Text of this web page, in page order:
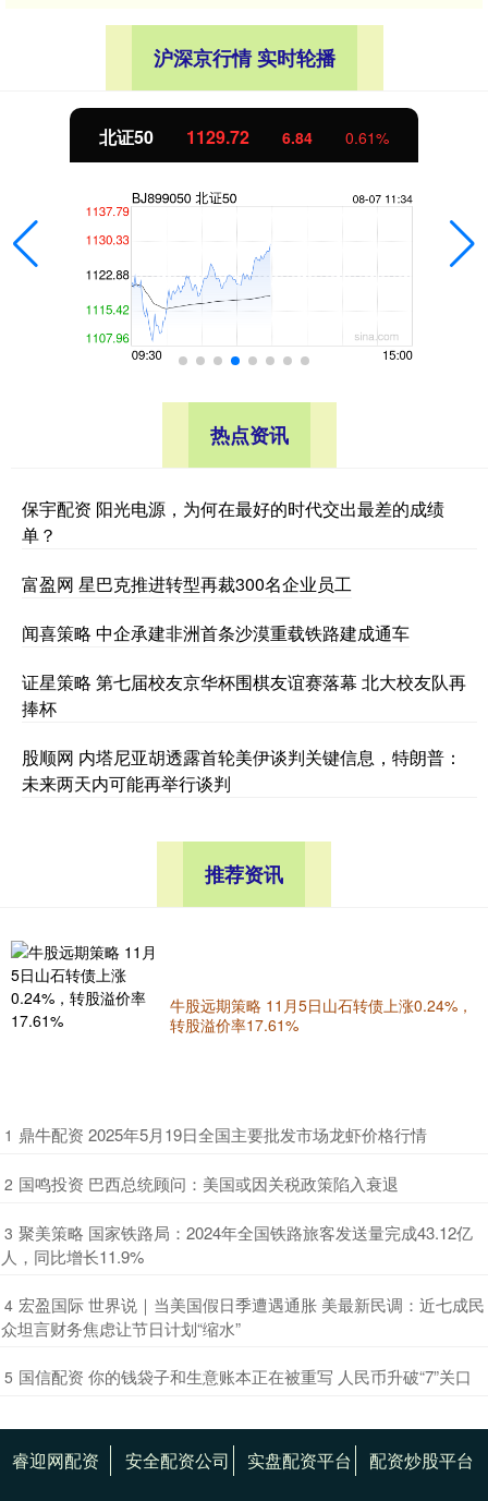
沪深京行情 实时轮播
北证50 1129.72 6.84 0.61%
热点资讯
保宇配资 阳光电源，为何在最好的时代交出最差的成绩
单？
富盈网 星巴克推进转型再裁300名企业员工
闻喜策略 中企承建非洲首条沙漠重载铁路建成通车
证星策略 第七届校友京华杯围棋友谊赛落幕 北大校友队再
捧杯
股顺网 内塔尼亚胡透露首轮美伊谈判关键信息，特朗普：
未来两天内可能再举行谈判
推荐资讯
牛股远期策略 11月5日山石转债上涨0.24%，
转股溢价率17.61%
1 ​鼎牛配资 2025年5月19日全国主要批发市场龙虾价格行情
2 ​国鸣投资 巴西总统顾问：美国或因关税政策陷入衰退
3 ​聚美策略 国家铁路局：2024年全国铁路旅客发送量完成43.12亿
人，同比增长11.9%
4 ​宏盈国际 世界说｜当美国假日季遭遇通胀 美最新民调：近七成民
众坦言财务焦虑让节日计划“缩水”
5 ​国信配资 你的钱袋子和生意账本正在被重写 人民币升破“7”关口
睿迎网配资 安全配资公司 实盘配资平台 配资炒股平台